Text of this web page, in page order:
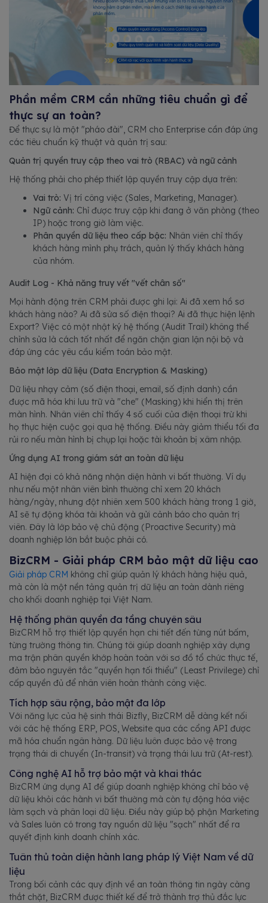
Phần mềm CRM cần những tiêu chuẩn gì để
thực sự an toàn?
Để thực sự là một "pháo đài", CRM cho Enterprise cần đáp ứng
các tiêu chuẩn kỹ thuật và quản trị sau:
Quản trị quyền truy cập theo vai trò (RBAC) và ngữ cảnh
Hệ thống phải cho phép thiết lập quyền truy cập dựa trên:
Vai trò: Vị trí công việc (Sales, Marketing, Manager).
Ngữ cảnh: Chỉ được truy cập khi đang ở văn phòng (theo
IP) hoặc trong giờ làm việc.
Phân quyền dữ liệu theo cấp bậc: Nhân viên chỉ thấy
khách hàng mình phụ trách, quản lý thấy khách hàng
của nhóm.
Audit Log - Khả năng truy vết "vết chân số"
Mọi hành động trên CRM phải được ghi lại: Ai đã xem hồ sơ
khách hàng nào? Ai đã sửa số điện thoại? Ai đã thực hiện lệnh
Export? Việc có một nhật ký hệ thống (Audit Trail) không thể
chỉnh sửa là cách tốt nhất để ngăn chặn gian lận nội bộ và
đáp ứng các yêu cầu kiểm toán bảo mật.
Bảo mật lớp dữ liệu (Data Encryption & Masking)
Dữ liệu nhạy cảm (số điện thoại, email, số định danh) cần
được mã hóa khi lưu trữ và "che" (Masking) khi hiển thị trên
màn hình. Nhân viên chỉ thấy 4 số cuối của điện thoại trừ khi
họ thực hiện cuộc gọi qua hệ thống. Điều này giảm thiểu tối đa
rủi ro nếu màn hình bị chụp lại hoặc tài khoản bị xâm nhập.
Ứng dụng AI trong giám sát an toàn dữ liệu
AI hiện đại có khả năng nhận diện hành vi bất thường. Ví dụ
như nếu một nhân viên bình thường chỉ xem 20 khách
hàng/ngày, nhưng đột nhiên xem 500 khách hàng trong 1 giờ,
AI sẽ tự động khóa tài khoản và gửi cảnh báo cho quản trị
viên. Đây là lớp bảo vệ chủ động (Proactive Security) mà
doanh nghiệp lớn bắt buộc phải có.
BizCRM - Giải pháp CRM bảo mật dữ liệu cao
Giải pháp CRM không chỉ giúp quản lý khách hàng hiệu quả,
mà còn là một nền tảng quản trị dữ liệu an toàn dành riêng
cho khối doanh nghiệp tại Việt Nam.
Hệ thống phân quyền đa tầng chuyên sâu
BizCRM hỗ trợ thiết lập quyền hạn chi tiết đến từng nút bấm,
từng trường thông tin. Chúng tôi giúp doanh nghiệp xây dựng
ma trận phân quyền khớp hoàn toàn với sơ đồ tổ chức thực tế,
đảm bảo nguyên tắc "quyền hạn tối thiểu" (Least Privilege) chỉ
cấp quyền đủ để nhân viên hoàn thành công việc.
Tích hợp sâu rộng, bảo mật đa lớp
Với năng lực của hệ sinh thái Bizfly, BizCRM dễ dàng kết nối
với các hệ thống ERP, POS, Website qua các cổng API được
mã hóa chuẩn ngân hàng. Dữ liệu luôn được bảo vệ trong
trạng thái di chuyển (In-transit) và trạng thái lưu trữ (At-rest).
Công nghệ AI hỗ trợ bảo mật và khai thác
BizCRM ứng dụng AI để giúp doanh nghiệp không chỉ bảo vệ
dữ liệu khỏi các hành vi bất thường mà còn tự động hóa việc
làm sạch và phân loại dữ liệu. Điều này giúp bộ phận Marketing
và Sales luôn có trong tay nguồn dữ liệu "sạch" nhất để ra
quyết định kinh doanh chính xác.
Tuân thủ toàn diện hành lang pháp lý Việt Nam về dữ
liệu
Trong bối cảnh các quy định về an toàn thông tin ngày càng
thắt chặt, BizCRM được thiết kế để trở thành trợ thủ đắc lực